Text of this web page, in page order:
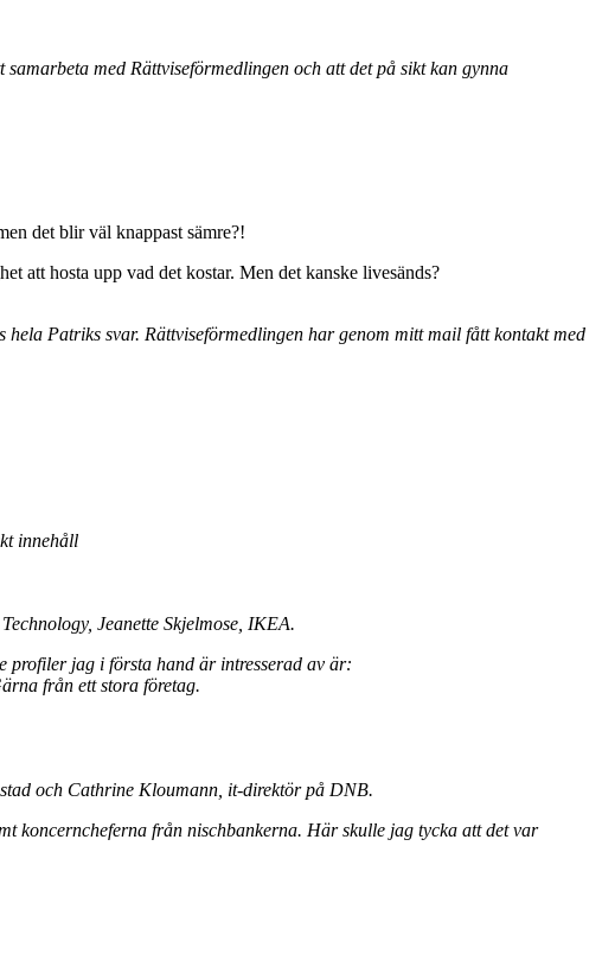
med Rättviseförmedlingen och att det på sikt kan gynna
det blir väl knappast sämre?!
att hosta upp vad det kostar. Men det kanske livesänds?
Patriks svar. Rättviseförmedlingen har genom mitt mail fått kontakt med
innehåll
Jeanette Skjelmose, IKEA.
profiler jag i första hand är intresserad av är:
från ett stora företag.
och Cathrine Kloumann, it-direktör på DNB.
koncerncheferna från nischbankerna. Här skulle jag tycka att det var